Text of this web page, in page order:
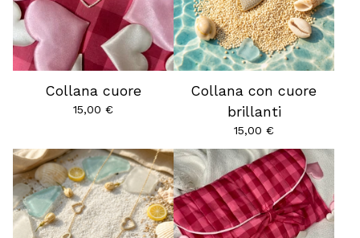
Collana cuore
15,00 €
Collana con cuore
brillanti
15,00 €